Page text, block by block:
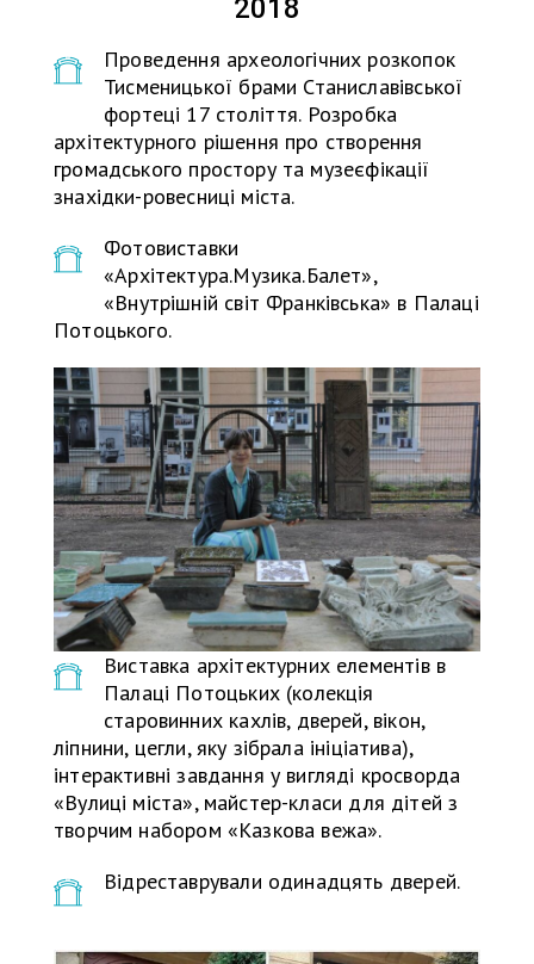
2018
Проведення археологічних розкопок
Тисменицької брами Станиславівської
фортеці 17 століття. Розробка
архітектурного рішення про створення
громадського простору та музеєфікації
знахідки-ровесниці міста.
Фотовиставки
«Архітектура.Музика.Балет»,
«Внутрішній світ Франківська» в Палаці
Потоцького.
Виставка архітектурних елементів в
Палаці Потоцьких (колекція
старовинних кахлів, дверей, вікон,
ліпнини, цегли, яку зібрала ініціатива),
інтерактивні завдання у вигляді кросворда
«Вулиці міста», майстер-класи для дітей з
творчим набором «Казкова вежа».
Відреставрували одинадцять дверей.